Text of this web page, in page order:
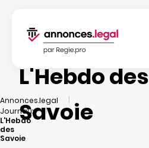
Annonces.legal
|
Journaux
|
L'Hebdo
des
Savoie
L'Hebdo des
Savoie